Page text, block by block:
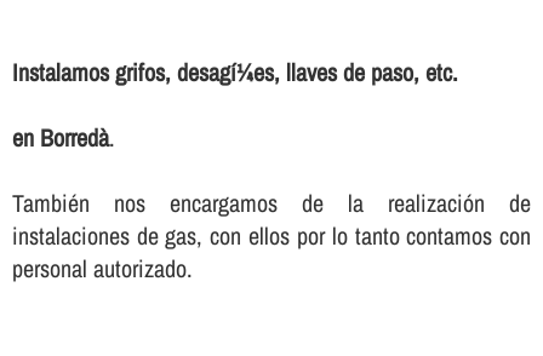
Instalamos grifos, desagí¼es, llaves de paso, etc.
en Borredà.
También nos encargamos de la realización de
instalaciones de gas, con ellos por lo tanto contamos con
personal autorizado.